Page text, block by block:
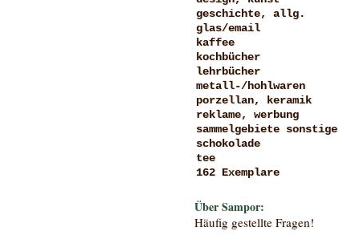
geschichte, allg.
glas/email
kaffee
kochbücher
lehrbücher
metall-/hohlwaren
porzellan, keramik
reklame, werbung
sammelgebiete sonstige
schokolade
tee
162 Exemplare
Über Sampor:
Häufig gestellte Fragen!